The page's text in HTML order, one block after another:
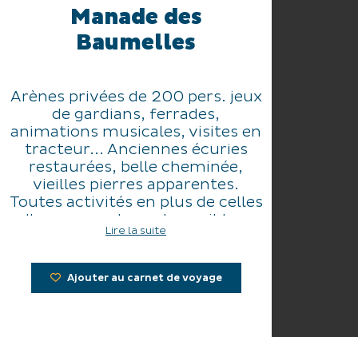
Manade des
Baumelles
Arènes privées de 200 pers. jeux
de gardians, ferrades,
animations musicales, visites en
tracteur... Anciennes écuries
restaurées, belle cheminée,
vieilles pierres apparentes.
Toutes activités en plus de celles
d'une manade sont possibles :
canoë kayac, pique-nique,
Lire la suite
Ajouter au carnet de voyage